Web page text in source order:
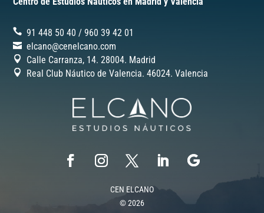
91 448 50 40 /‎960 39 42 01
elcano@cenelcano.com
Calle Carranza, 14. 28004. Madrid
Real Club Náutico de Valencia. 46024. Valencia
CEN ELCANO
© 2026